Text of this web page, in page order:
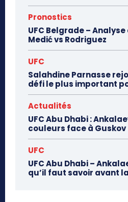
Pronostics
UFC Belgrade –
Medić vs Rodriguez
UFC
Salahdine Parnasse
défi le plus important
Actualités
UFC Abu Dhabi :
couleurs face à Guskov
UFC
UFC Abu Dhabi –
qu’il faut savoir avant